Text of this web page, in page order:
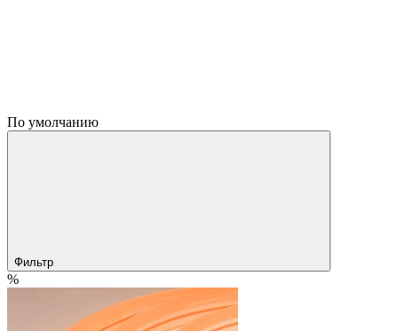
По умолчанию
Фильтр
%